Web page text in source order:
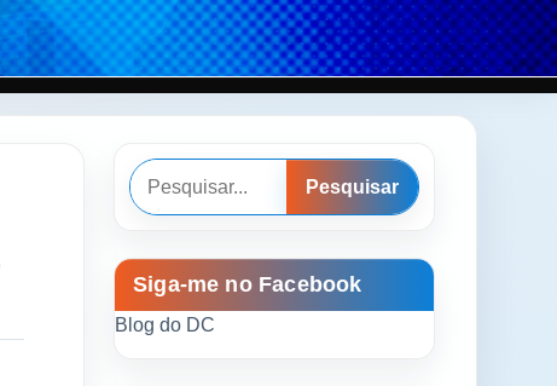
Pesquisar
Pesquisar
Siga-me no Facebook
Blog do DC